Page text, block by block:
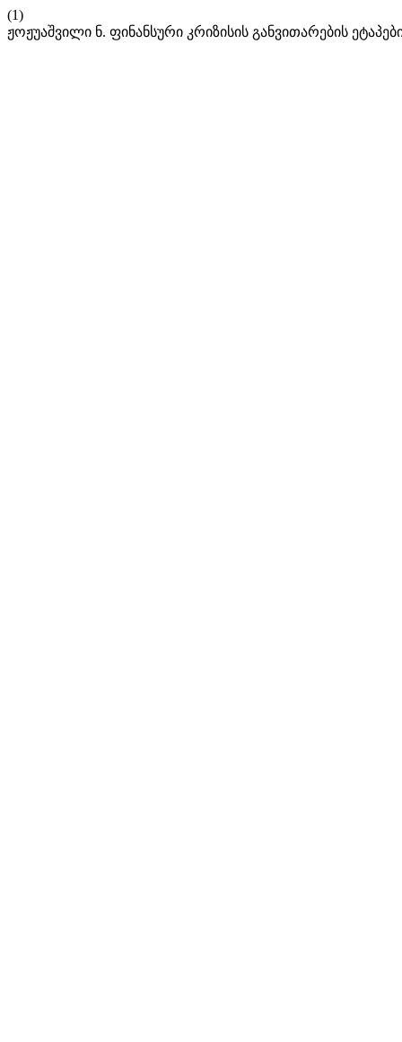
(1)
ჟოჟუაშვილი ნ. ფინანსური კრიზისის განვითარების